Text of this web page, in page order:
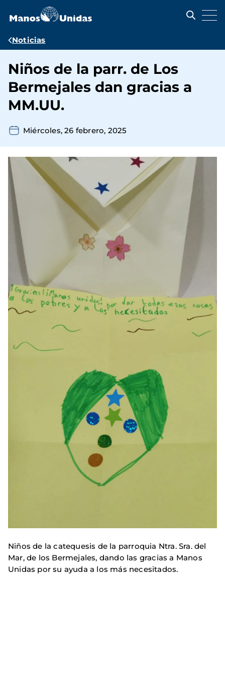
contenido
Ruta
navegación
Noticias
Niños de la parr. de Los
Bermejales dan gracias a
MM.UU.
Miércoles, 26 febrero, 2025
Niños de la catequesis de la parroquia Ntra. Sra. del
Mar, de los Bermejales, dando las gracias a Manos
Unidas por su ayuda a los más necesitados.